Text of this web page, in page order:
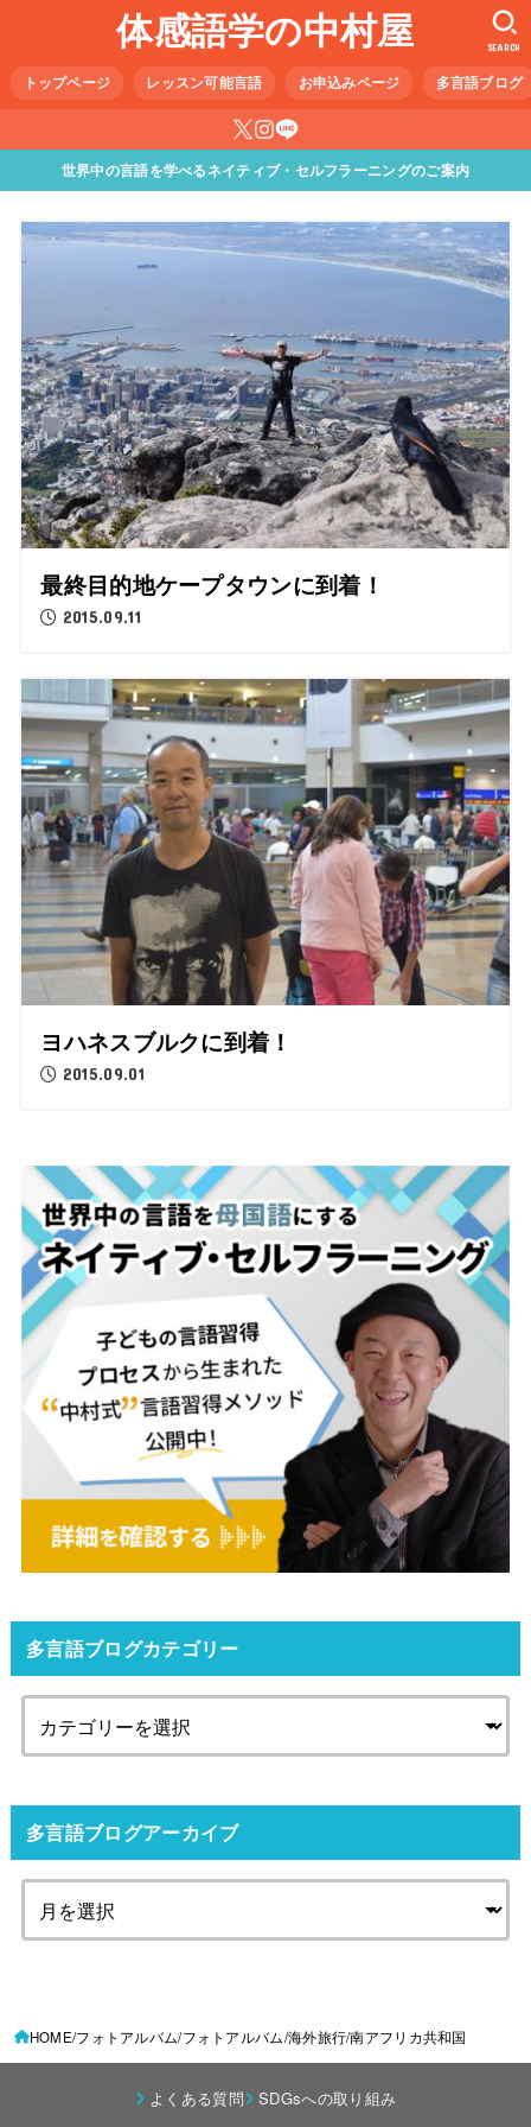
体感語学の中村屋
トップページ レッスン可能言語 お申込みページ 多言語ブログ
SEARCH
世界中の言語を学べるネイティブ・セルフラーニングのご案内
最終目的地ケープタウンに到着！
2015.09.11
ヨハネスブルクに到着！
2015.09.01
多言語ブログカテゴリー
多言語ブログアーカイブ
HOME フォトアルバム フォトアルバム 海外旅行 南アフリカ共和国
よくある質問 SDGsへの取り組み